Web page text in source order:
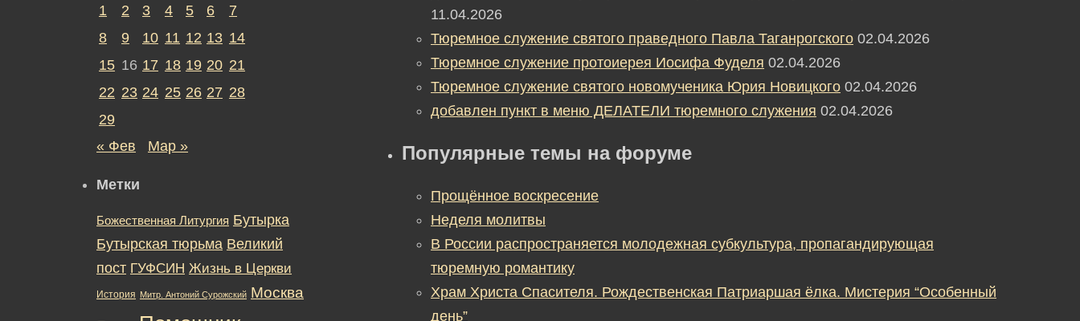
11.04.2026
Тюремное служение святого праведного Павла Таганрогского 02.04.2026
Тюремное служение протоиерея Иосифа Фуделя 02.04.2026
Тюремное служение святого новомученика Юрия Новицкого 02.04.2026
добавлен пункт в меню ДЕЛАТЕЛИ тюремного служения 02.04.2026
Популярные темы на форуме
Прощённое воскресение
Неделя молитвы
В России распространяется молодежная субкультура, пропагандирующая
тюремную романтику
Храм Христа Спасителя. Рождественская Патриаршая ёлка. Мистерия “Особенный
день”
1
2 3 4 5 6
7
8
9 10 11 12 13 14
15 16 17 18 19 20 21
22 23 24 25 26 27 28
29
« Фев
Мар »
Метки
Божественная Литургия Бутырка
Бутырская тюрьма Великий
пост ГУФСИН Жизнь в Церкви
История Митр. Антоний Сурожский Москва